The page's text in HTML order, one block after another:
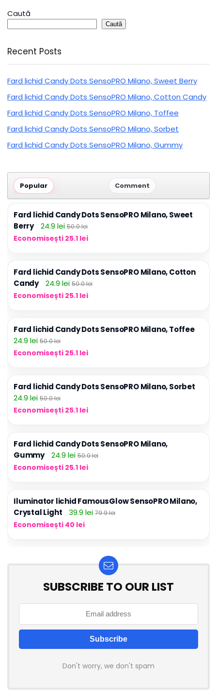
Caută
Caută
Recent Posts
Fard lichid Candy Dots SensoPRO Milano, Sweet Berry
Fard lichid Candy Dots SensoPRO Milano, Cotton Candy
Fard lichid Candy Dots SensoPRO Milano, Toffee
Fard lichid Candy Dots SensoPRO Milano, Sorbet
Fard lichid Candy Dots SensoPRO Milano, Gummy
Popular Comment
Fard lichid Candy Dots SensoPRO Milano, Sweet
Berry
24.9 lei 50.0 lei
Economisești 25.1 lei
Fard lichid Candy Dots SensoPRO Milano, Cotton
Candy
24.9 lei 50.0 lei
Economisești 25.1 lei
Fard lichid Candy Dots SensoPRO Milano, Toffee
24.9 lei 50.0 lei
Economisești 25.1 lei
Fard lichid Candy Dots SensoPRO Milano, Sorbet
24.9 lei 50.0 lei
Economisești 25.1 lei
Fard lichid Candy Dots SensoPRO Milano,
Gummy
24.9 lei 50.0 lei
Economisești 25.1 lei
Iluminator lichid FamousGlow SensoPRO Milano,
Crystal Light
39.9 lei79.9 lei
Economisești 40 lei
SUBSCRIBE TO OUR LIST
Don't worry, we don't spam